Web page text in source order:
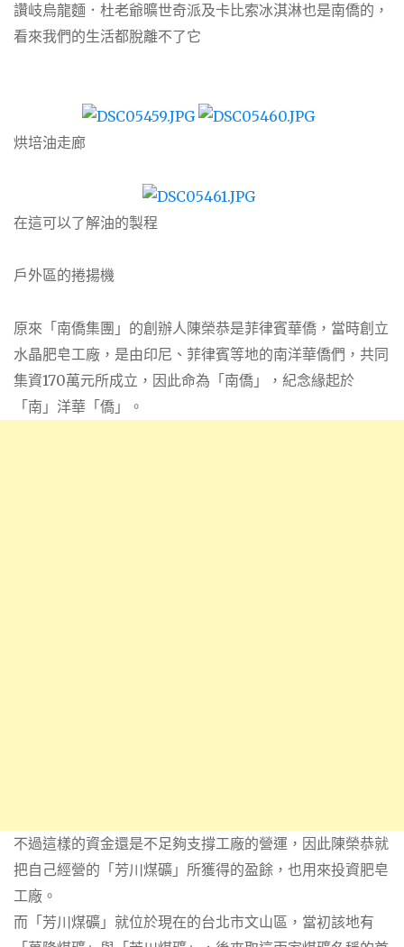
讚岐烏龍麵．杜老爺曠世奇派及卡比索冰淇淋也是南僑的，
看來我們的生活都脫離不了它
烘培油走廊
在這可以了解油的製程
戶外區的捲揚機
原來「南僑集團」的創辦人陳榮恭是菲律賓華僑，當時創立
水晶肥皂工廠，是由印尼、菲律賓等地的南洋華僑們，共同
集資170萬元所成立，因此命為「南僑」，紀念緣起於
「南」洋華「僑」。
不過這樣的資金還是不足夠支撐工廠的營運，因此陳榮恭就
把自己經營的「芳川煤礦」所獲得的盈餘，也用來投資肥皂
工廠。
而「芳川煤礦」就位於現在的台北市文山區，當初該地有